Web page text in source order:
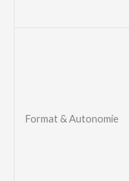
Format & Autonomie